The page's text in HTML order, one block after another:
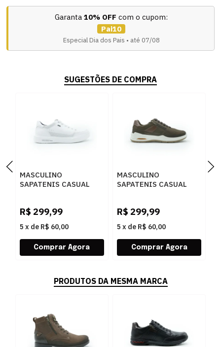
Garanta 10% OFF com o cupom:
Pai10
Especial Dia dos Pais • até 07/08
SUGESTÕES DE COMPRA
MASCULINO
SAPATENIS CASUAL
R$ 299,99
5 x de R$ 60,00
MASCULINO
SAPATENIS CASUAL
CHOCOLATE/PULL UP
CONHAQUE
R$ 299,99
5 x de R$ 60,00
PRODUTOS DA MESMA MARCA